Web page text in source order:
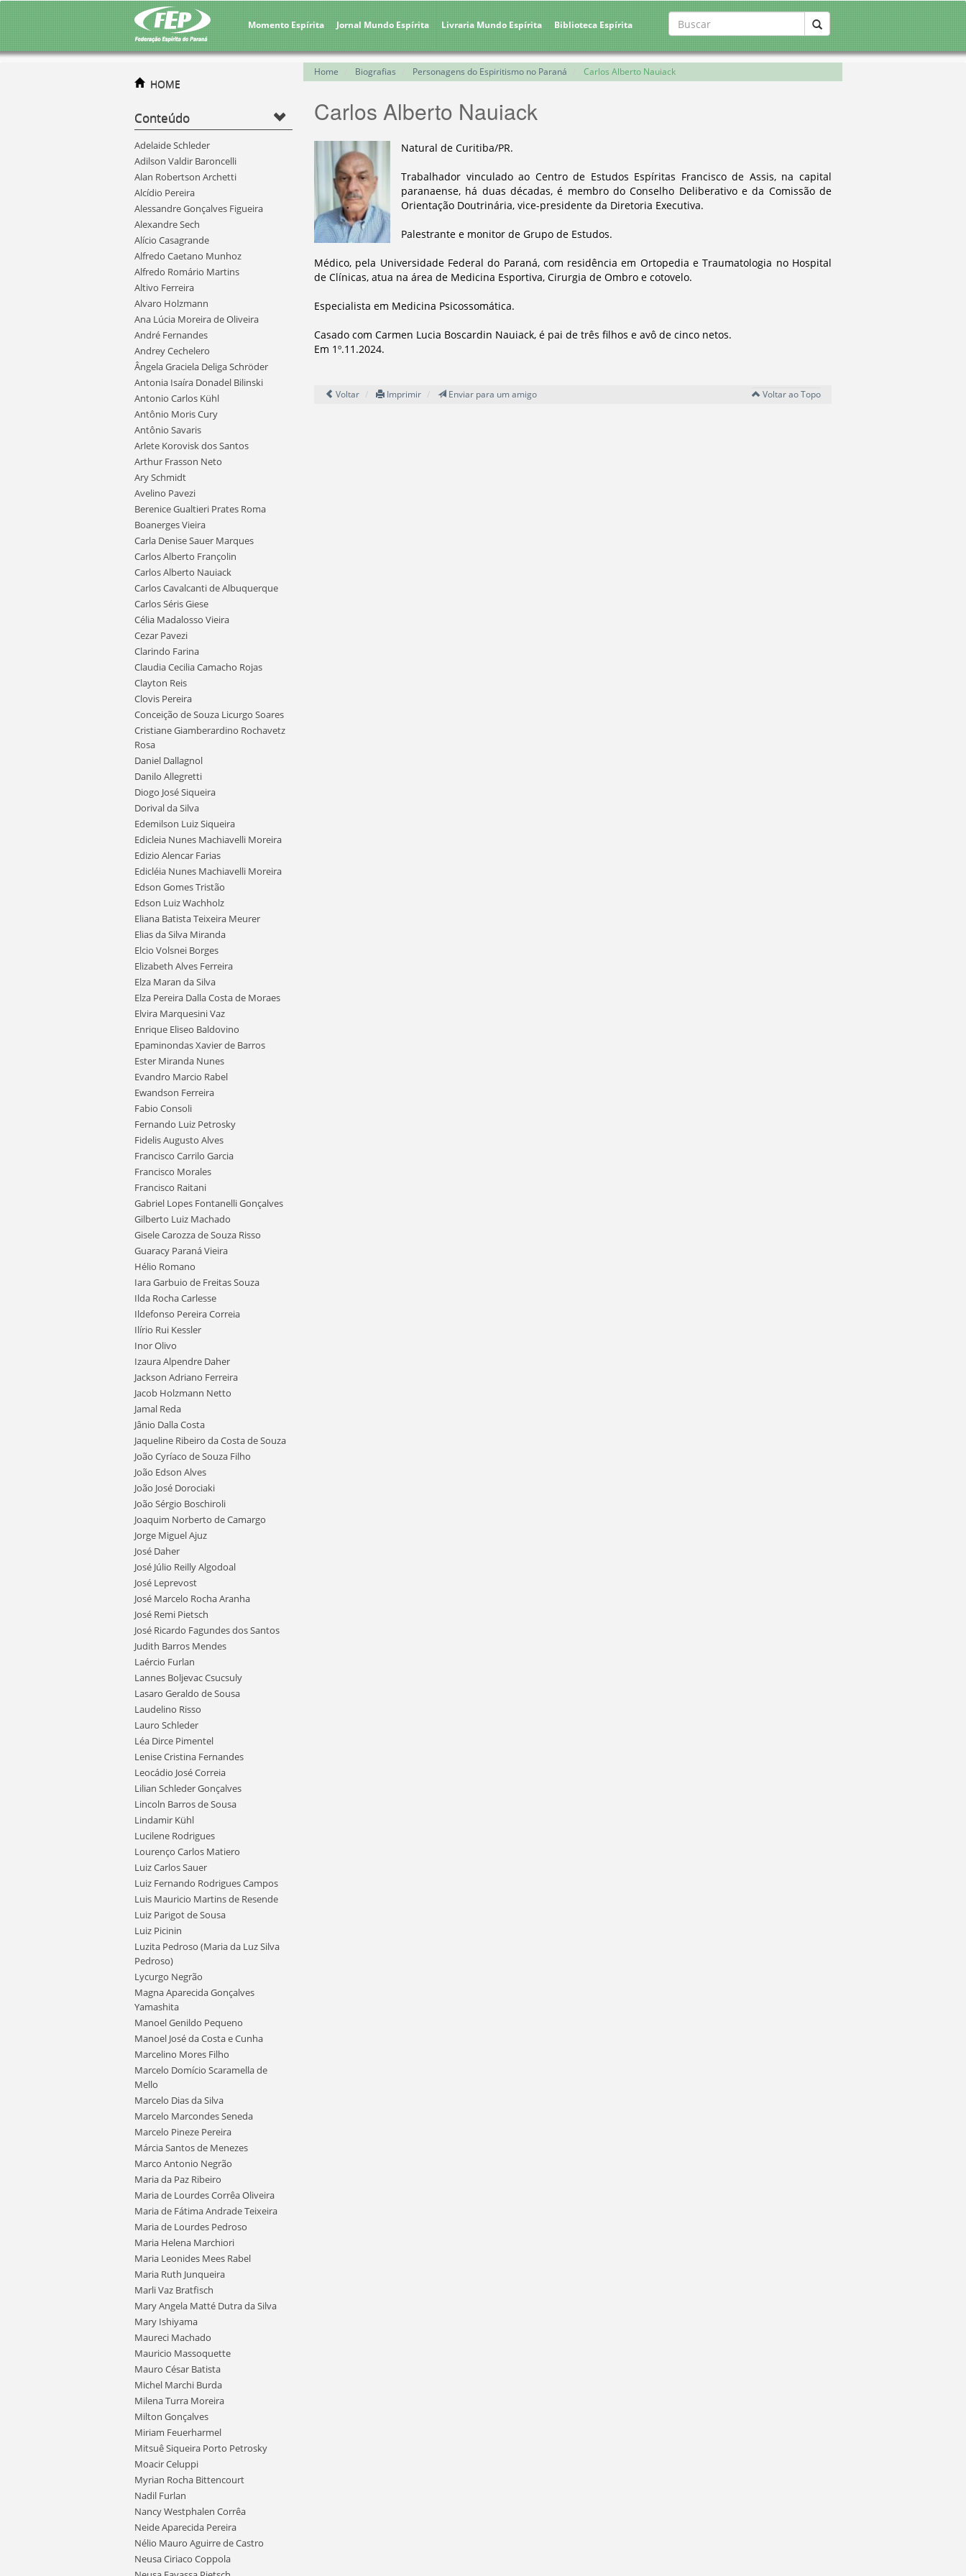
Momento Espírita Jornal Mundo Espírita Livraria Mundo Espírita Biblioteca Espírita
HOME
Conteúdo
Adelaide Schleder
Adilson Valdir Baroncelli
Alan Robertson Archetti
Alcídio Pereira
Alessandre Gonçalves Figueira
Alexandre Sech
Alício Casagrande
Alfredo Caetano Munhoz
Alfredo Romário Martins
Altivo Ferreira
Alvaro Holzmann
Ana Lúcia Moreira de Oliveira
André Fernandes
Andrey Cechelero
Ângela Graciela Deliga Schröder
Antonia Isaíra Donadel Bilinski
Antonio Carlos Kühl
Antônio Moris Cury
Antônio Savaris
Arlete Korovisk dos Santos
Arthur Frasson Neto
Ary Schmidt
Avelino Pavezi
Berenice Gualtieri Prates Roma
Boanerges Vieira
Carla Denise Sauer Marques
Carlos Alberto Françolin
Carlos Alberto Nauiack
Carlos Cavalcanti de Albuquerque
Carlos Séris Giese
Célia Madalosso Vieira
Cezar Pavezi
Clarindo Farina
Claudia Cecilia Camacho Rojas
Clayton Reis
Clovis Pereira
Conceição de Souza Licurgo Soares
Cristiane Giamberardino Rochavetz
Rosa
Daniel Dallagnol
Danilo Allegretti
Diogo José Siqueira
Dorival da Silva
Edemilson Luiz Siqueira
Edicleia Nunes Machiavelli Moreira
Edizio Alencar Farias
Edicléia Nunes Machiavelli Moreira
Edson Gomes Tristão
Edson Luiz Wachholz
Eliana Batista Teixeira Meurer
Elias da Silva Miranda
Elcio Volsnei Borges
Elizabeth Alves Ferreira
Elza Maran da Silva
Elza Pereira Dalla Costa de Moraes
Elvira Marquesini Vaz
Enrique Eliseo Baldovino
Epaminondas Xavier de Barros
Ester Miranda Nunes
Evandro Marcio Rabel
Ewandson Ferreira
Fabio Consoli
Fernando Luiz Petrosky
Fidelis Augusto Alves
Francisco Carrilo Garcia
Francisco Morales
Francisco Raitani
Gabriel Lopes Fontanelli Gonçalves
Gilberto Luiz Machado
Gisele Carozza de Souza Risso
Guaracy Paraná Vieira
Hélio Romano
Iara Garbuio de Freitas Souza
Ilda Rocha Carlesse
Ildefonso Pereira Correia
Ilírio Rui Kessler
Inor Olivo
Izaura Alpendre Daher
Jackson Adriano Ferreira
Jacob Holzmann Netto
Jamal Reda
Jânio Dalla Costa
Jaqueline Ribeiro da Costa de Souza
João Cyríaco de Souza Filho
João Edson Alves
João José Dorociaki
João Sérgio Boschiroli
Joaquim Norberto de Camargo
Jorge Miguel Ajuz
José Daher
José Júlio Reilly Algodoal
José Leprevost
José Marcelo Rocha Aranha
José Remi Pietsch
José Ricardo Fagundes dos Santos
Judith Barros Mendes
Laércio Furlan
Lannes Boljevac Csucsuly
Lasaro Geraldo de Sousa
Laudelino Risso
Lauro Schleder
Léa Dirce Pimentel
Lenise Cristina Fernandes
Leocádio José Correia
Lilian Schleder Gonçalves
Lincoln Barros de Sousa
Lindamir Kühl
Lucilene Rodrigues
Lourenço Carlos Matiero
Luiz Carlos Sauer
Luiz Fernando Rodrigues Campos
Luis Mauricio Martins de Resende
Luiz Parigot de Sousa
Luiz Picinin
Luzita Pedroso (Maria da Luz Silva
Pedroso)
Lycurgo Negrão
Magna Aparecida Gonçalves
Yamashita
Manoel Genildo Pequeno
Manoel José da Costa e Cunha
Marcelino Mores Filho
Marcelo Domício Scaramella de
Mello
Marcelo Dias da Silva
Marcelo Marcondes Seneda
Marcelo Pineze Pereira
Márcia Santos de Menezes
Marco Antonio Negrão
Maria da Paz Ribeiro
Maria de Lourdes Corrêa Oliveira
Maria de Fátima Andrade Teixeira
Maria de Lourdes Pedroso
Maria Helena Marchiori
Maria Leonides Mees Rabel
Maria Ruth Junqueira
Marli Vaz Bratfisch
Mary Angela Matté Dutra da Silva
Mary Ishiyama
Maureci Machado
Mauricio Massoquette
Mauro César Batista
Michel Marchi Burda
Milena Turra Moreira
Milton Gonçalves
Miriam Feuerharmel
Mitsuê Siqueira Porto Petrosky
Moacir Celuppi
Myrian Rocha Bittencourt
Nadil Furlan
Nancy Westphalen Corrêa
Neide Aparecida Pereira
Nélio Mauro Aguirre de Castro
Neusa Ciriaco Coppola
Home Biografias Personagens do Espiritismo no Paraná Carlos Alberto Nauiack
Carlos Alberto Nauiack
Natural de Curitiba/PR.
Trabalhador vinculado ao Centro de Estudos Espíritas Francisco de Assis, na capital
paranaense, há duas décadas, é membro do Conselho Deliberativo e da Comissão de
Orientação Doutrinária, vice-presidente da Diretoria Executiva.
Palestrante e monitor de Grupo de Estudos.
Médico, pela Universidade Federal do Paraná, com residência em Ortopedia e Traumatologia no Hospital
de Clínicas, atua na área de Medicina Esportiva, Cirurgia de Ombro e cotovelo.
Especialista em Medicina Psicossomática.
Casado com Carmen Lucia Boscardin Nauiack, é pai de três filhos e avô de cinco netos.
Em 1º.11.2024.
Voltar Imprimir Enviar para um amigo Voltar ao Topo